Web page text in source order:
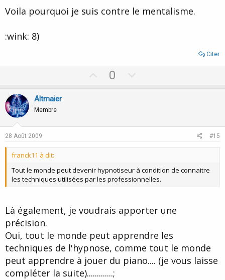
Voila pourquoi je suis contre le mentalisme.
:wink: 8)
Citer
p
t
0
o
v
Altmaier
Membre
28 Août 2009 #15
franck11 à dit:
Tout le monde peut devenir hypnotiseur à condition de connaitre
les techniques utilisées par les professionnelles.
Là également, je voudrais apporter une
précision.
Oui, tout le monde peut apprendre les
techniques de l'hypnose, comme tout le monde
peut apprendre à jouer du piano.... (je vous laisse
compléter la suite).............;